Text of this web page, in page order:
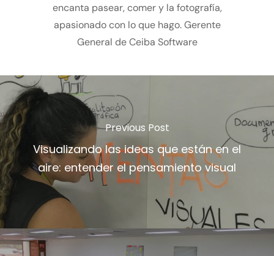
encanta pasear, comer y la fotografía,
apasionado con lo que hago. Gerente
General de Ceiba Software
Previous Post
Visualizando las ideas que están en el
aire: entender el pensamiento visual